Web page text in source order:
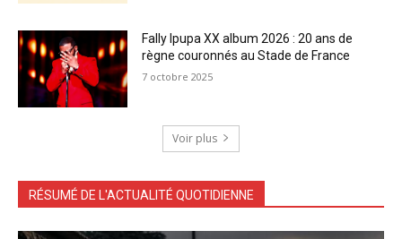
Fally Ipupa XX album 2026 : 20 ans de
règne couronnés au Stade de France
7 octobre 2025
Voir plus
RÉSUMÉ DE L'ACTUALITÉ QUOTIDIENNE